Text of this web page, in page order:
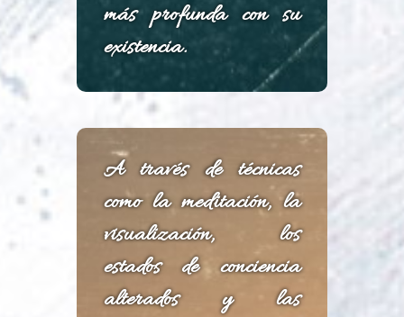
más profunda con su
existencia.
A través de técnicas
como la meditación, la
visualización, los
estados de conciencia
alterados y las